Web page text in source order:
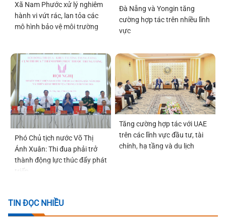
Xã Nam Phước xử lý nghiêm
hành vi vứt rác, lan tỏa các
mô hình bảo vệ môi trường
Đà Nẵng và Yongin tăng
cường hợp tác trên nhiều lĩnh
vực
Phó Chủ tịch nước Võ Thị
Ánh Xuân: Thi đua phải trở
thành động lực thúc đẩy phát
triển
Tăng cường hợp tác với UAE
trên các lĩnh vực đầu tư, tài
chính, hạ tầng và du lịch
TIN ĐỌC NHIỀU